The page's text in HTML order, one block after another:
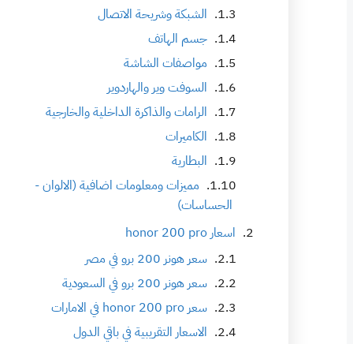
الشبكة وشريحة الاتصال
جسم الهاتف
مواصفات الشاشة
السوفت وير والهاردوير
الرامات والذاكرة الداخلية والخارجية
الكاميرات
البطارية
مميزات ومعلومات اضافية (الالوان -
الحساسات)
اسعار honor 200 pro
سعر هونر 200 برو في مصر
سعر هونر 200 برو في السعودية
سعر honor 200 pro في الامارات
الاسعار التقريبية في باقي الدول